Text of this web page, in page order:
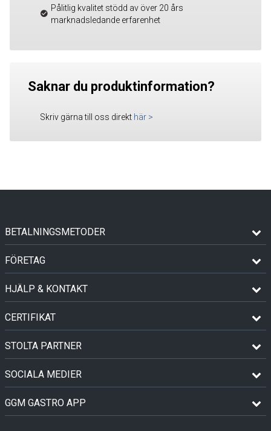
Pålitlig kvalitet stödd av över 20 års
marknadsledande erfarenhet
Saknar du produktinformation?
Skriv gärna till oss direkt här >
BETALNINGSMETODER
FÖRETAG
HJÄLP & KONTAKT
CERTIFIKAT
STOLTA PARTNER
SOCIALA MEDIER
GGM GASTRO APP